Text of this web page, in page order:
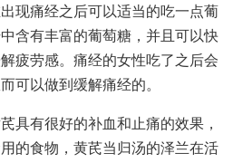
现痛经之后可以适当的吃一点葡
含有丰富的葡萄糖，并且可以快
疲劳感。痛经的女性吃了之后会
可以做到缓解痛经的。
具有很好的补血和止痛的效果，
的食物，黄芪当归汤的泽兰在活